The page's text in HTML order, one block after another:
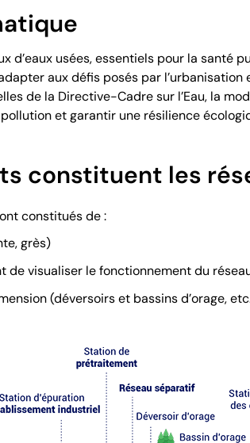
d’eaux usées, essentiels pour la
aux défis posés par
de la Directive-Cadre sur l’Eau, la
et garantir une résilience
constituent les
constitués de :
grès)
de visualiser le fonctionnement du
(déversoirs et bassins d’orage,